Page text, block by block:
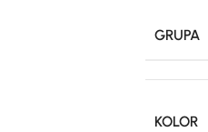
GRUPA
KOLOR